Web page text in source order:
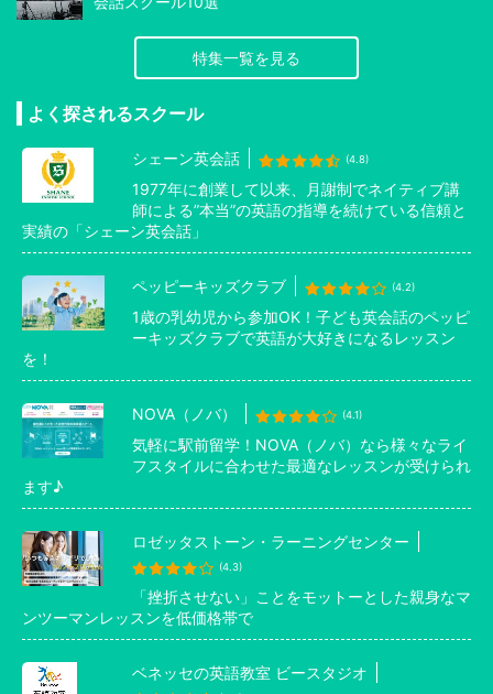
特集一覧を見る
よく探されるスクール
シェーン英会話 (4.8)
1977年に創業して以来、月謝制でネイティブ講
師による”本当”の英語の指導を続けている信頼と
実績の「シェーン英会話」
ペッピーキッズクラブ (4.2)
1歳の乳幼児から参加OK！子ども英会話のペッピ
ーキッズクラブで英語が大好きになるレッスン
を！
NOVA（ノバ） (4.1)
気軽に駅前留学！NOVA（ノバ）なら様々なライ
フスタイルに合わせた最適なレッスンが受けられ
ます♪
ロゼッタストーン・ラーニングセンター
(4.3)
「挫折させない」ことをモットーとした親身なマ
ンツーマンレッスンを低価格帯で
ベネッセの英語教室 ビースタジオ